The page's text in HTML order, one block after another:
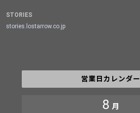
STORIES
stories.lostarrow.co.jp
営業日カレンダー
8 月